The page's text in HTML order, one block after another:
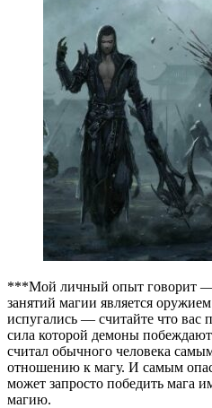
***Мой личный опыт говорит —
занятий магии является
испугались — считайте что вас
сила которой демоны
считал обычного человека
отношению к магу. И самым
может запросто победить мага
магию.